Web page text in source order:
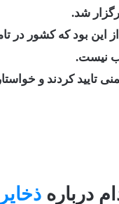
شد.
این بود که کشور در
نیست.
کردند و
درباره